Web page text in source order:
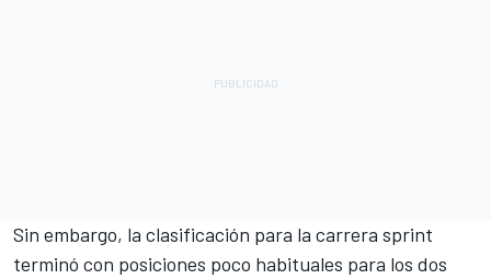
Sin embargo, la clasificación para la carrera sprint
terminó con posiciones poco habituales para los dos